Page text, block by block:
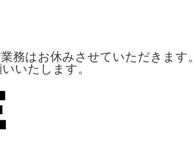
務はお休みさせていただきます。
いいたします。